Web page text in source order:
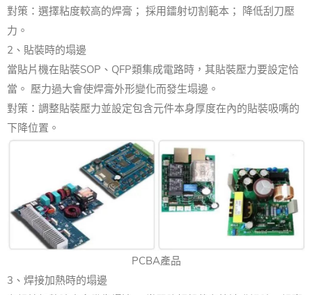
對策：選擇粘度較高的焊膏； 採用鐳射切割範本； 降低刮刀壓
力。
2、貼裝時的塌邊
當貼片機在貼裝SOP、QFP類集成電路時，其貼裝壓力要設定恰
當。 壓力過大會使焊膏外形變化而發生塌邊。
對策：調整貼裝壓力並設定包含元件本身厚度在內的貼裝吸嘴的
下降位置。
PCBA產品
3、焊接加熱時的塌邊